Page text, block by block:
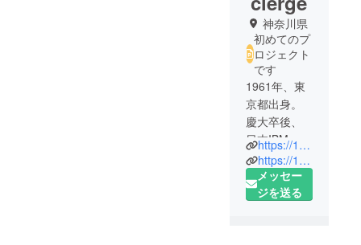
神奈川県
初めてのプ
ロジェクト
です
1961年、東
京都出身。
慶大卒後、
日本IBM、
NTTデータ
経営研究
所、医療タ
https://100jk.jp
https://100jc.life
メッセー
ジを送る